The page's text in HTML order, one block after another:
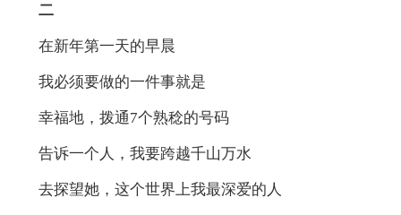
二
在新年第一天的早晨
我必须要做的一件事就是
幸福地，拨通7个熟稔的号码
告诉一个人，我要跨越千山万水
去探望她，这个世界上我最深爱的人